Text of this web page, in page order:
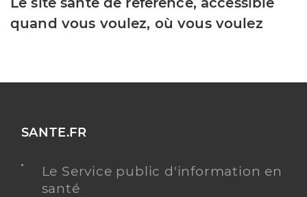
quand vous voulez, où vous voulez
SANTE.FR
Le Service public d'information en
santé